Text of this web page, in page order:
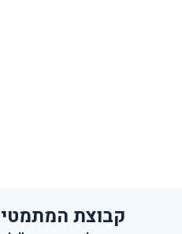
קבוצת